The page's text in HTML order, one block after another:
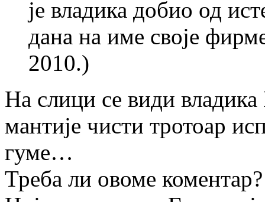
је владика добио од
дана на име своје
2010.)
На слици се види владика
мантије чисти тротоар
гуме…
Треба ли овоме коментар?